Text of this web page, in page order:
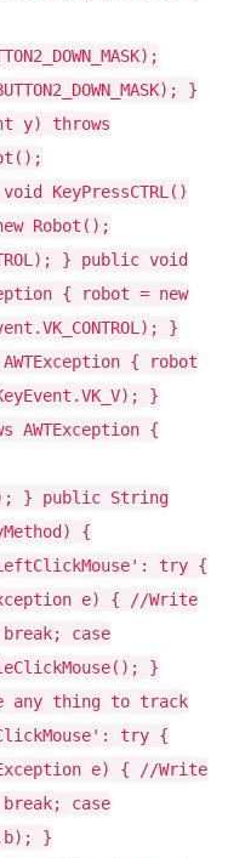
}
y) throws
KeyPressCTRL()
Robot();
} public void
{ robot = new
}
{ robot
}
AWTException {
} public String
{
try {
e) { //Write
case
}
any thing to track
try {
e) { //Write
case
}